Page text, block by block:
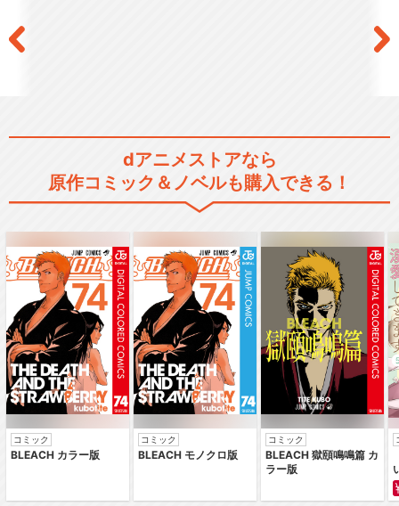
dアニメストアなら
原作コミック＆ノベルも購入できる！
コミック
BLEACH カラー版
コミック
BLEACH モノクロ版
コミック
BLEACH 獄頤鳴鳴篇 カ
ラー版